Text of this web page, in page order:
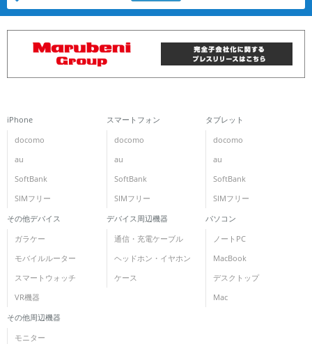
iPhone
docomo
au
SoftBank
SIMフリー
スマートフォン
docomo
au
SoftBank
SIMフリー
タブレット
docomo
au
SoftBank
SIMフリー
その他デバイス
ガラケー
モバイルルーター
スマートウォッチ
VR機器
デバイス周辺機器
通信・充電ケーブル
ヘッドホン・イヤホン
ケース
パソコン
ノートPC
MacBook
デスクトップ
Mac
その他周辺機器
モニター